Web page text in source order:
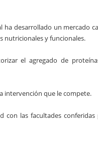
desarrollado un mercado
nutricionales y funcionales.
el agregado de
intervención que le compete.
las facultades